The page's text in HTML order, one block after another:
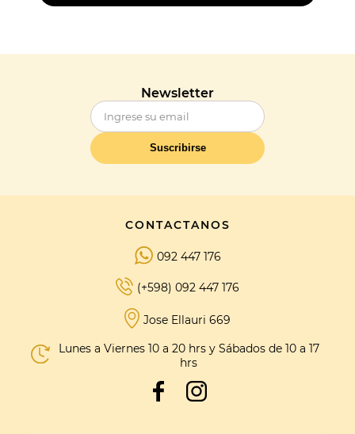
Newsletter
Suscribirse
CONTACTANOS
092 447 176
(+598) 092 447 176
Jose Ellauri 669
Lunes a Viernes 10 a 20 hrs y Sábados de 10 a 17
hrs